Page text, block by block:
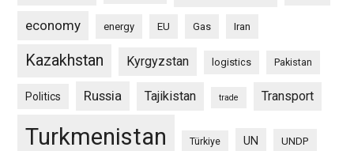
economy energy EU Gas Iran
Kazakhstan Kyrgyzstan logistics Pakistan
Politics Russia Tajikistan trade Transport
Turkmenistan Türkiye UN UNDP